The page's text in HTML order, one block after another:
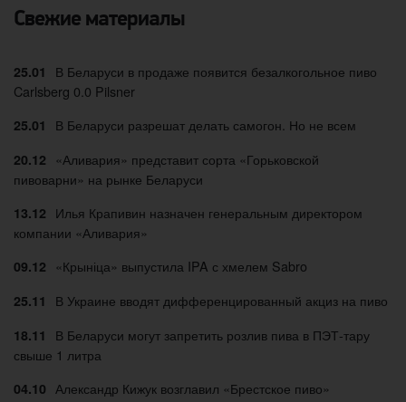
Свежие материалы
25.01
В Беларуси в продаже появится безалкогольное пиво
Carlsberg 0.0 Pilsner
25.01 В Беларуси разрешат делать самогон. Но не всем
20.12
«Аливария» представит сорта «Горьковской
пивоварни» на рынке Беларуси
13.12 Илья Крапивин назначен генеральным директором
компании «Аливария»
09.12 «Крыніца» выпустила IPA с хмелем Sabro
25.11 В Украине вводят дифференцированный акциз на пиво
18.11
В Беларуси могут запретить розлив пива в ПЭТ-тару
свыше 1 литра
04.10 Александр Кижук возглавил «Брестское пиво»